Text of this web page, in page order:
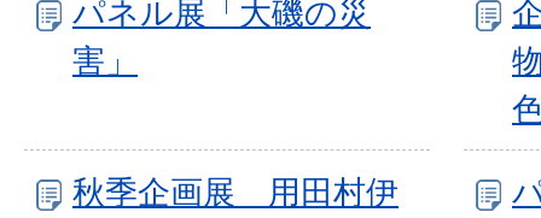
パネル展「大磯の災
害」
秋季企画展 用田村伊